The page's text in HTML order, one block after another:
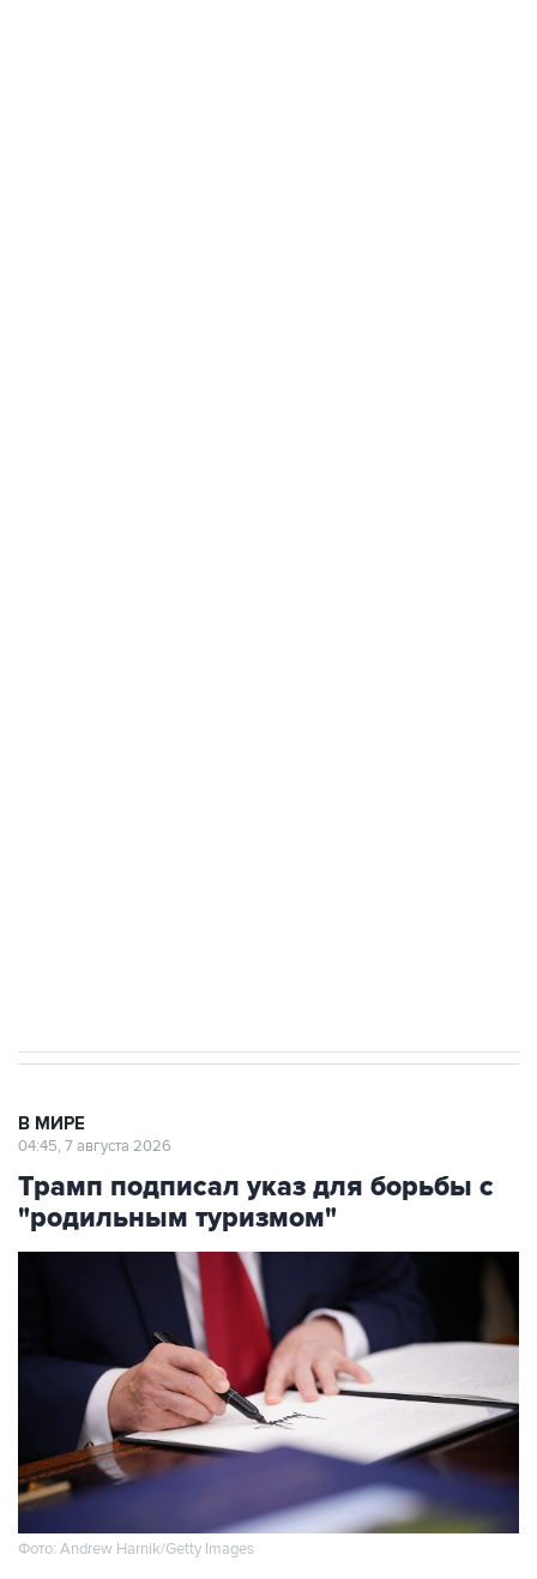
В МИРЕ
04:45, 7 августа 2026
Трамп подписал указ для борьбы с
"родильным туризмом"
Фото: Andrew Harnik/Getty Images